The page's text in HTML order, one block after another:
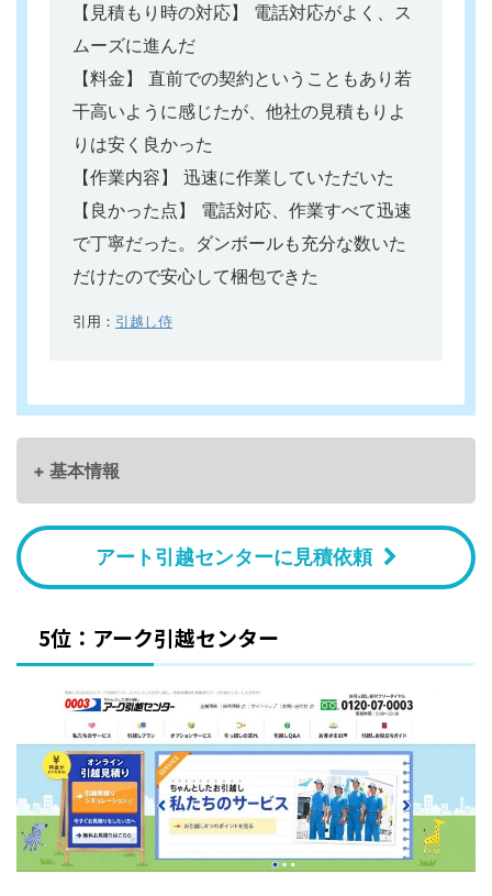
【見積もり時の対応】 電話対応がよく、ス
ムーズに進んだ
【料金】 直前での契約ということもあり若
干高いように感じたが、他社の見積もりよ
りは安く良かった
【作業内容】 迅速に作業していただいた
【良かった点】 電話対応、作業すべて迅速
で丁寧だった。ダンボールも充分な数いた
だけたので安心して梱包できた
引用： 引越し侍
+ 基本情報
アート引越センターに見積依頼
5位：アーク引越センター